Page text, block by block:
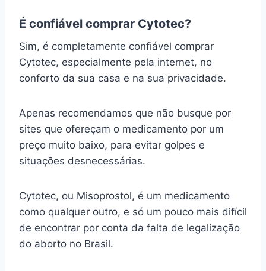
É confiável comprar Cytotec?
Sim, é completamente confiável comprar
Cytotec, especialmente pela internet, no
conforto da sua casa e na sua privacidade.
Apenas recomendamos que não busque por
sites que ofereçam o medicamento por um
preço muito baixo, para evitar golpes e
situações desnecessárias.
Cytotec, ou Misoprostol, é um medicamento
como qualquer outro, e só um pouco mais difícil
de encontrar por conta da falta de legalização
do aborto no Brasil.